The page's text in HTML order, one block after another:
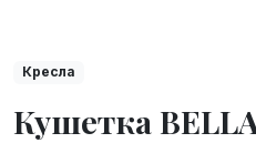
Кресла
Кушетка